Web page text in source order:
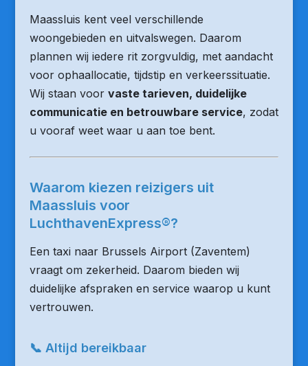
Maassluis kent veel verschillende
woongebieden en uitvalswegen. Daarom
plannen wij iedere rit zorgvuldig, met aandacht
voor ophaallocatie, tijdstip en verkeerssituatie.
Wij staan voor vaste tarieven, duidelijke
communicatie en betrouwbare service, zodat
u vooraf weet waar u aan toe bent.
Waarom kiezen reizigers uit
Maassluis voor
LuchthavenExpress®?
Een taxi naar Brussels Airport (Zaventem)
vraagt om zekerheid. Daarom bieden wij
duidelijke afspraken en service waarop u kunt
vertrouwen.
📞 Altijd bereikbaar